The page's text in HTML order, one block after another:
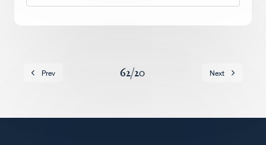
Policy
Prev 62/20 Next